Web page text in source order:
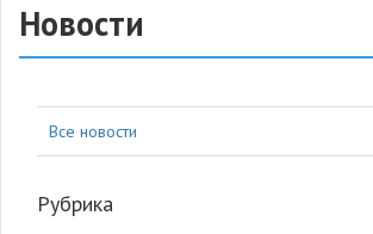
Новости
Все новости
Рубрика